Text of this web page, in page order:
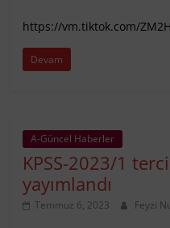
https://vm.tiktok.com/
Devam
A-Güncel Haberler
KPSS-2023/1
yayımlandı
Temmuz 6, 2023 Feyzi